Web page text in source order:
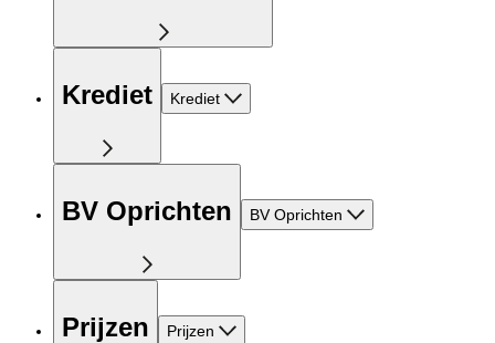
Krediet Krediet
BV Oprichten BV Oprichten
Prijzen Prijzen